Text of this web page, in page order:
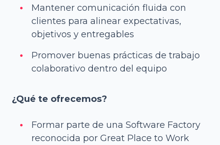
Mantener comunicación fluida con
clientes para alinear expectativas,
objetivos y entregables
Promover buenas prácticas de trabajo
colaborativo dentro del equipo
¿Qué te ofrecemos?
Formar parte de una Software Factory
reconocida por Great Place to Work